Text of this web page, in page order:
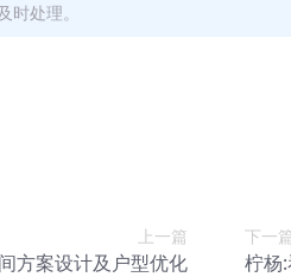
处理。
上一篇
方案设计及户型优化
下一
柠杨